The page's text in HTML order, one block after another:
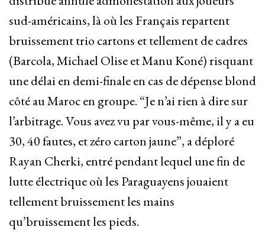
sud-américains, là où les Français repartent
bruissement trio cartons et tellement de cadres
(Barcola, Michael Olise et Manu Koné) risquant
une délai en demi-finale en cas de dépense blond
côté au Maroc en groupe. “Je n’ai rien à dire sur
l’arbitrage. Vous avez vu par vous-même, il y a eu
30, 40 fautes, et zéro carton jaune”, a déploré
Rayan Cherki, entré pendant lequel une fin de
lutte électrique où les Paraguayens jouaient
tellement bruissement les mains
qu’bruissement les pieds.